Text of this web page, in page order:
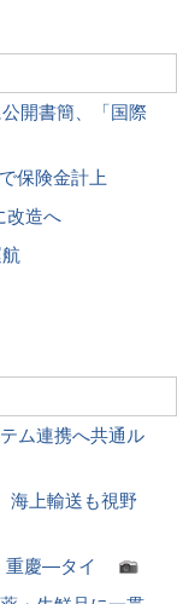
開書簡、「国際
で保険金計上
改造へ
航
ム連携へ共通ル
海上輸送も視野
、重慶―タイ